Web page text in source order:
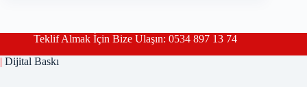
Teklif Almak İçin Bize Ulaşın: 0534 897 13 74
| Dijital Baskı